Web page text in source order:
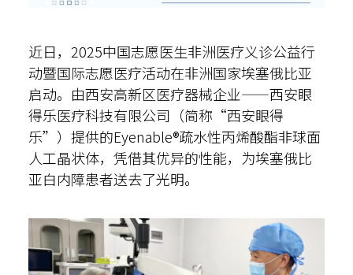
近日，2025中国志愿医生非洲医疗义诊公益行
动暨国际志愿医疗活动在非洲国家埃塞俄比亚
启动。由西安高新区医疗器械企业——西安眼
得乐医疗科技有限公司（简称“西安眼得
乐”）提供的Eyenable®疏水性丙烯酸酯非球面
人工晶状体，凭借其优异的性能，为埃塞俄比
亚白内障患者送去了光明。